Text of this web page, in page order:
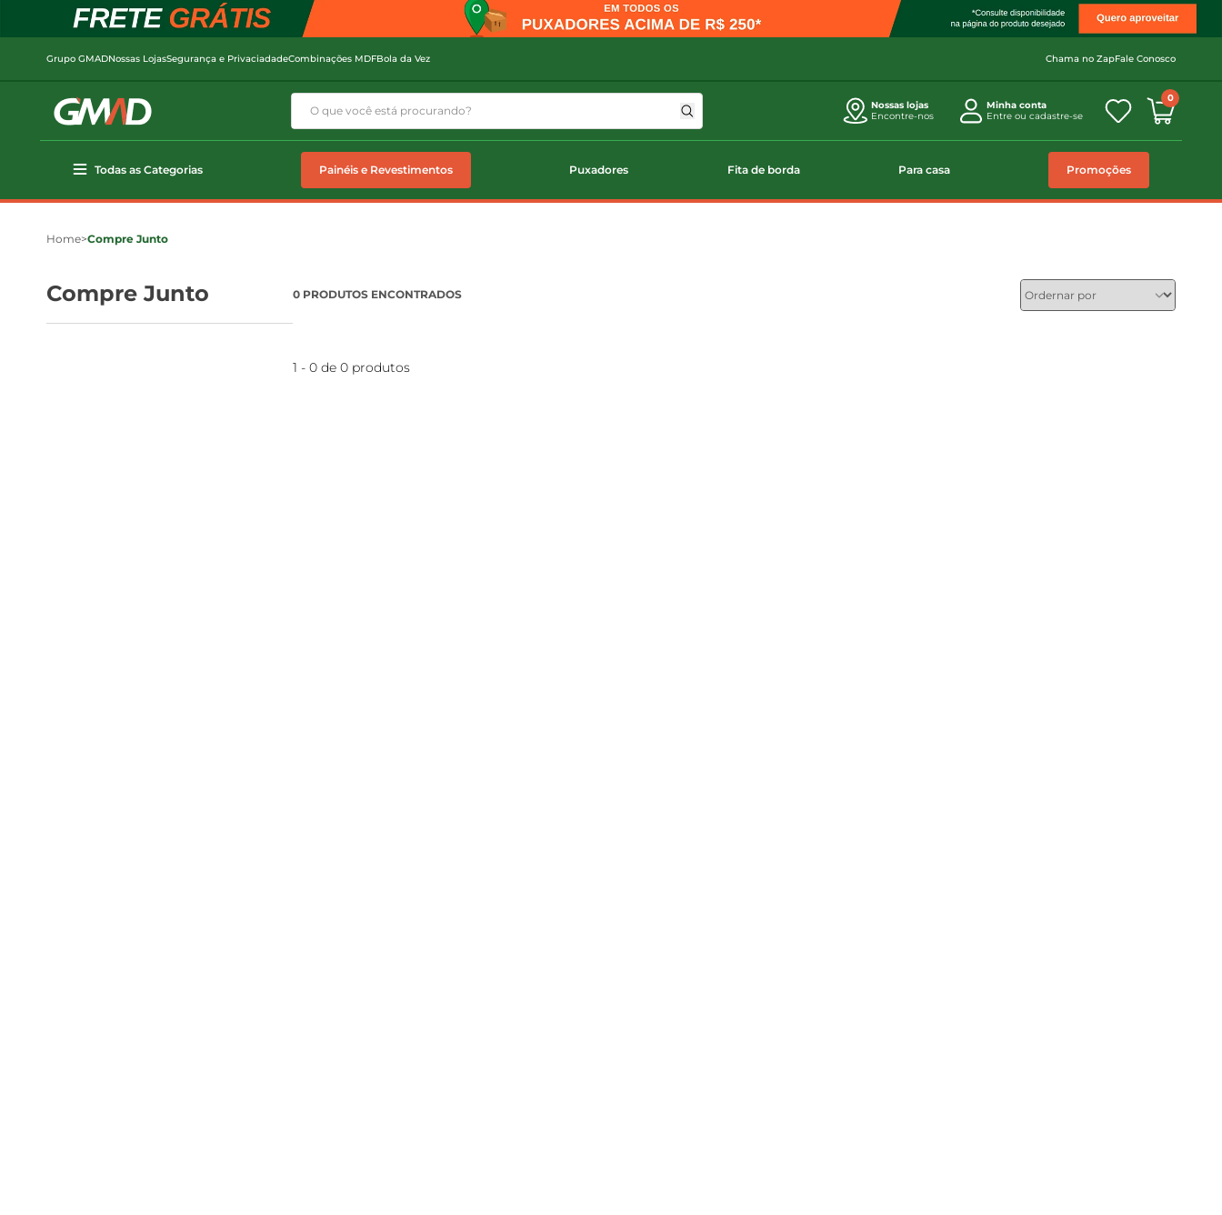
Grupo GMADNossas LojasSegurança e PrivaciadadeCombinações MDFBola da Vez Chama no ZapFale Conosco
Nossas lojas
Encontre-nos
Minha conta
Entre ou cadastre-se
0
Todas as Categorias Painéis e Revestimentos Puxadores Fita de borda Para casa Promoções
Home>Compre Junto
Compre Junto 0 PRODUTOS ENCONTRADOS
1 - 0 de 0 produtos